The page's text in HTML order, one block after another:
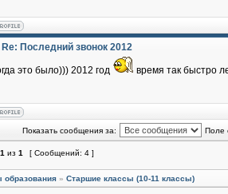
Re: Последний звонок 2012
это было))) 2012 год время так быстро
Показать сообщения за: Поле
1 из 1 [ Сообщений: 4 ]
образования » Старшие классы (10-11 классы)